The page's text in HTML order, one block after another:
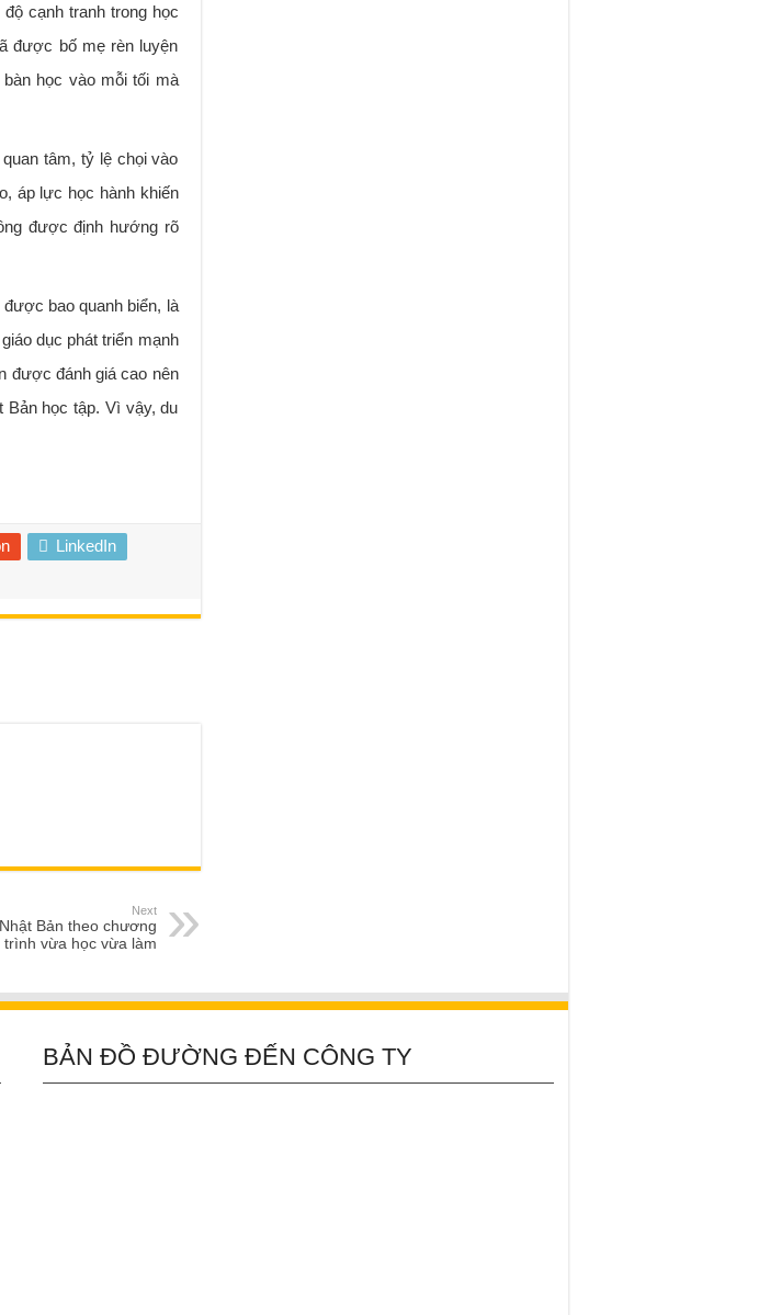
cạnh tranh trong học
được bố mẹ rèn luyện
học vào mỗi tối mà
tâm, tỷ lệ chọi vào
áp lực học hành khiến
được định hướng rõ
bao quanh biển, là
dục phát triển mạnh
được đánh giá cao nên
Bản học tập. Vì vậy, du
LinkedIn
Next
Bản theo chương
trình vừa học vừa làm
BẢN ĐỒ ĐƯỜNG ĐẾN CÔNG TY